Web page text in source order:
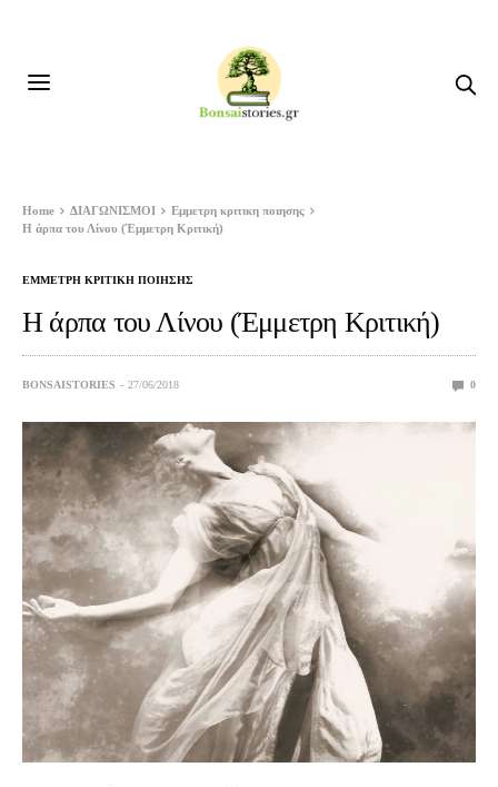
Home ΔΙΑΓΩΝΙΣΜΟΙ
Εμμετρη κριτικη ποιησης
Η άρπα του Λίνου (Έμμετρη Κριτική)
ΕΜΜΕΤΡΗ ΚΡΙΤΙΚΗ ΠΟΙΗΣΗΣ
Η άρπα του Λίνου (Έμμετρη Κριτική)
BONSAISTORIES 27/06/2018 0